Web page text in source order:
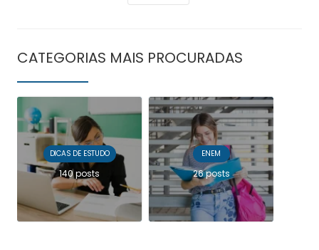
CATEGORIAS MAIS PROCURADAS
DICAS DE ESTUDO
140 posts
ENEM
26 posts